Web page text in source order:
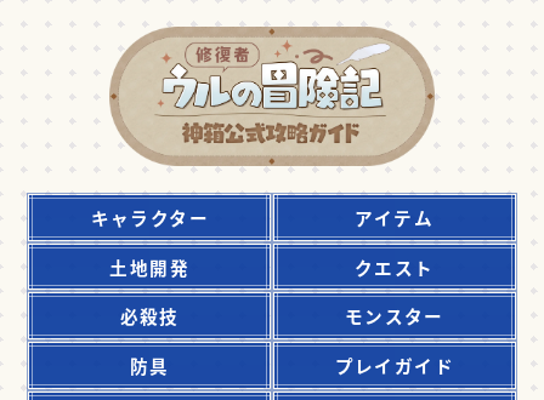
キャラクター
アイテム
土地開発
クエスト
必殺技
モンスター
防具
プレイガイド